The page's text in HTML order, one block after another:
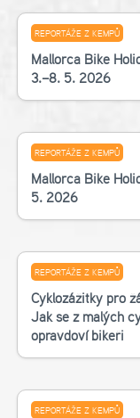
REPORTÁŽE Z KEMPŮ
Mallorca Bike
3.–8. 5. 2026
REPORTÁŽE Z KEMPŮ
Mallorca Bike
5. 2026
REPORTÁŽE Z KEMPŮ
Cyklozážitky pro
Jak se z malých
opravdoví bikeři
REPORTÁŽE Z KEMPŮ